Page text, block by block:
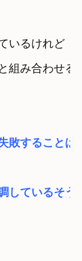
いるけれど
組み合わせる
敗することは
しているそう